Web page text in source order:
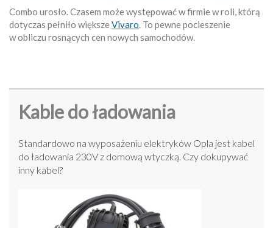
Combo urosło. Czasem może występować w firmie w roli, którą
dotyczas pełniło większeVivaro. To pewne pocieszenie
w obliczu rosnących cen nowych samochodów.
Kable do ładowania
Standardowo na wyposażeniu elektryków Opla jest kabel
do ładowania 230V z domową wtyczką. Czy dokupywać
inny kabel?